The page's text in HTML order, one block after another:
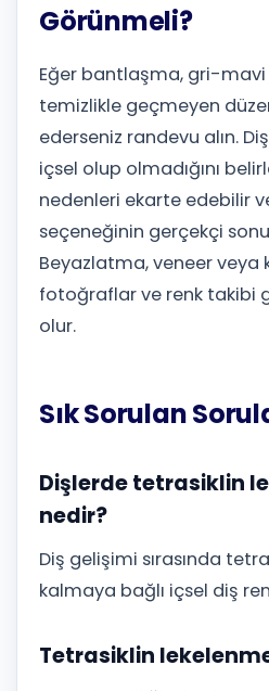
Görünmeli?
Eğer bantlaşma, gri-
temizlikle geçmeyen
ederseniz randevu alın.
içsel olup olmadığını
nedenleri ekarte edebilir
seçeneğinin gerçekçi
Beyazlatma, veneer veya
fotoğraflar ve renk takibi
olur.
Sık Sorulan
Dişlerde tetrasiklin
nedir?
Diş gelişimi sırasında
kalmaya bağlı içsel diş
Tetrasiklin